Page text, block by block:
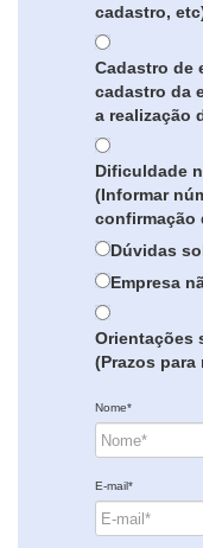
cadastro,
Cadastro de
cadastro da
a realização
Dificuldade
(Informar
confirmação
Dúvidas
Empresa
Orientações
(Prazos
Nome*
E-mail*